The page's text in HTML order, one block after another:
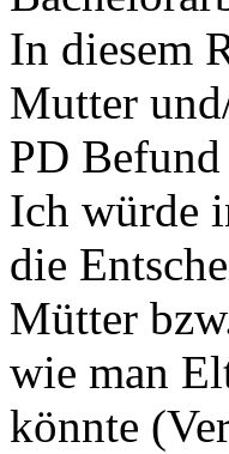
In diesem
Mutter
PD
Ich würde
die
Mütter
wie man
könnte